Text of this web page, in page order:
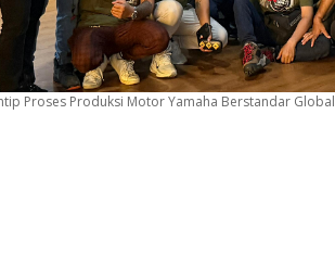
Proses Produksi Motor Yamaha Berstandar Global